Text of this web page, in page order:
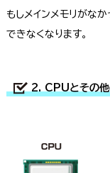
もしメインメモリがな
できなくなります。
2. CPUとその他